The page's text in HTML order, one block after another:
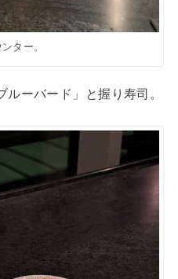
ター。
ーバード」と握り寿司。